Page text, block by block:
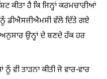
ਕੀਤਾ ਹੈ ਕਿ ਜਿਨ੍ਹਾਂ ਕਰਮਚਾਰੀਆਂ
ਨੂੰ ਡੀਐਸਜੀਐਮਸੀ ਵੱਲੋਂ ਦਿੱਤੇ ਗਏ
ਉਨ੍ਹਾਂ ਦੇ ਬਣਦੇ ਹੱਕ ਹਰ
ਨੂੰ ਵੀ ਤਾੜਨਾ ਕੀਤੀ ਜੋ ਵਾਰ-ਵਾਰ